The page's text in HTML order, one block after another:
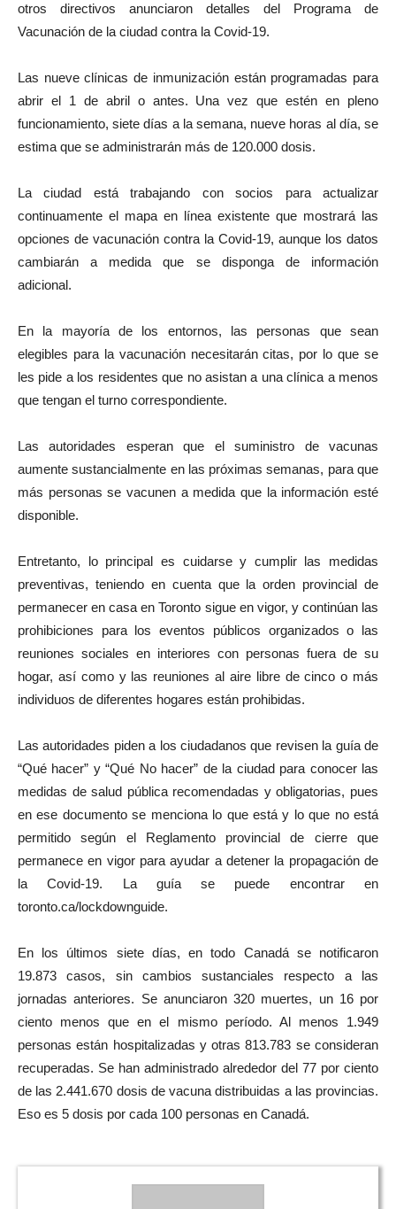
otros directivos anunciaron detalles del Programa de
Vacunación de la ciudad contra la Covid-19.
Las nueve clínicas de inmunización están programadas para
abrir el 1 de abril o antes. Una vez que estén en pleno
funcionamiento, siete días a la semana, nueve horas al día, se
estima que se administrarán más de 120.000 dosis.
La ciudad está trabajando con socios para actualizar
continuamente el mapa en línea existente que mostrará las
opciones de vacunación contra la Covid-19, aunque los datos
cambiarán a medida que se disponga de información
adicional.
En la mayoría de los entornos, las personas que sean
elegibles para la vacunación necesitarán citas, por lo que se
les pide a los residentes que no asistan a una clínica a menos
que tengan el turno correspondiente.
Las autoridades esperan que el suministro de vacunas
aumente sustancialmente en las próximas semanas, para que
más personas se vacunen a medida que la información esté
disponible.
Entretanto, lo principal es cuidarse y cumplir las medidas
preventivas, teniendo en cuenta que la orden provincial de
permanecer en casa en Toronto sigue en vigor, y continúan las
prohibiciones para los eventos públicos organizados o las
reuniones sociales en interiores con personas fuera de su
hogar, así como y las reuniones al aire libre de cinco o más
individuos de diferentes hogares están prohibidas.
Las autoridades piden a los ciudadanos que revisen la guía de
“Qué hacer” y “Qué No hacer” de la ciudad para conocer las
medidas de salud pública recomendadas y obligatorias, pues
en ese documento se menciona lo que está y lo que no está
permitido según el Reglamento provincial de cierre que
permanece en vigor para ayudar a detener la propagación de
la Covid-19. La guía se puede encontrar en
toronto.ca/lockdownguide.
En los últimos siete días, en todo Canadá se notificaron
19.873 casos, sin cambios sustanciales respecto a las
jornadas anteriores. Se anunciaron 320 muertes, un 16 por
ciento menos que en el mismo período. Al menos 1.949
personas están hospitalizadas y otras 813.783 se consideran
recuperadas. Se han administrado alrededor del 77 por ciento
de las 2.441.670 dosis de vacuna distribuidas a las provincias.
Eso es 5 dosis por cada 100 personas en Canadá.